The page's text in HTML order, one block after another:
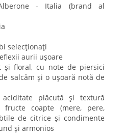
- Italia (brand al
selecționați
aurii ușoare
și floral, cu note de piersici
salcâm și o ușoară notă de
plăcută și textură
coapte (mere, pere,
de citrice și condimente
și armonios